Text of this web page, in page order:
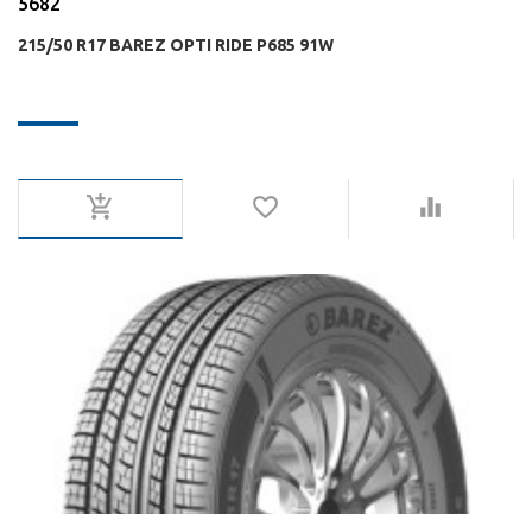
215/50 R17 BAREZ OPTI RIDE P685 91W